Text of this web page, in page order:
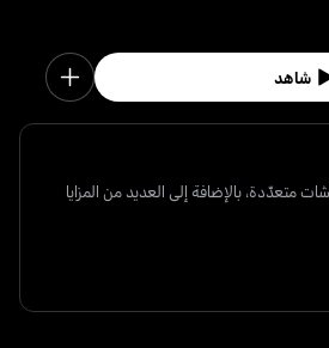
شاهد
متعدّدة، بالإضافة إلى العديد من المزايا